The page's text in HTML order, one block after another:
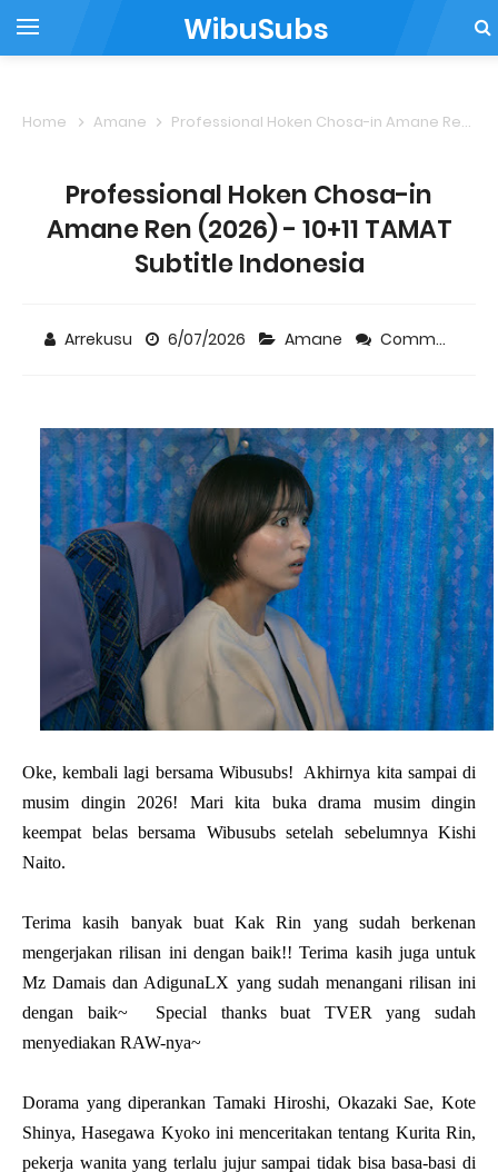
WibuSubs
Home Amane Professional Hoken Chosa-in Amane Ren (2026) - 10+11 TAMAT Subtitle Indonesia
Professional Hoken Chosa-in
Amane Ren (2026) - 10+11 TAMAT
Subtitle Indonesia
Arrekusu 6/07/2026 Amane Comment
Oke, kembali lagi bersama Wibusubs! Akhirnya kita sampai di
musim dingin 2026! Mari kita buka drama musim dingin
keempat belas bersama Wibusubs setelah sebelumnya Kishi
Naito.
Terima kasih banyak buat Kak Rin yang sudah berkenan
mengerjakan rilisan ini dengan baik!! Terima kasih juga untuk
Mz Damais dan AdigunaLX yang sudah menangani rilisan ini
dengan baik~ Special thanks buat TVER yang sudah
menyediakan RAW-nya~
Dorama yang diperankan Tamaki Hiroshi, Okazaki Sae, Kote
Shinya, Hasegawa Kyoko ini menceritakan tentang Kurita Rin,
pekerja wanita yang terlalu jujur sampai tidak bisa basa-basi di